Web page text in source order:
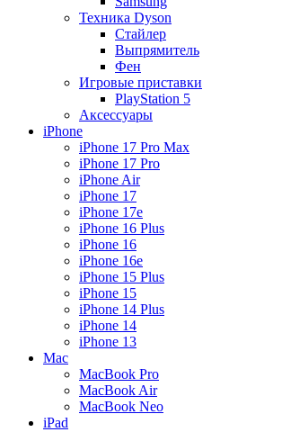
Техника Dyson
Стайлер
Выпрямитель
Фен
Игровые приставки
PlayStation 5
Аксессуары
iPhone
iPhone 17 Pro Max
iPhone 17 Pro
iPhone Air
iPhone 17
iPhone 17e
iPhone 16 Plus
iPhone 16
iPhone 16e
iPhone 15 Plus
iPhone 15
iPhone 14 Plus
iPhone 14
iPhone 13
Mac
MacBook Pro
MacBook Air
MacBook Neo
iPad